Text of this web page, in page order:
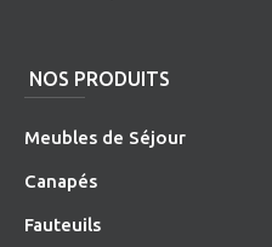
NOS PRODUITS
Meubles de Séjour
Canapés
Fauteuils